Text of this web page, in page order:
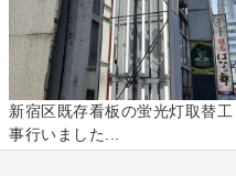
新宿区既存看板の蛍光灯取替工
事行いました...